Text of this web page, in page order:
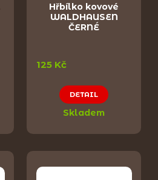
Hřbílko kovové
WALDHAUSEN
ČERNÉ
125 Kč
DETAIL
Skladem